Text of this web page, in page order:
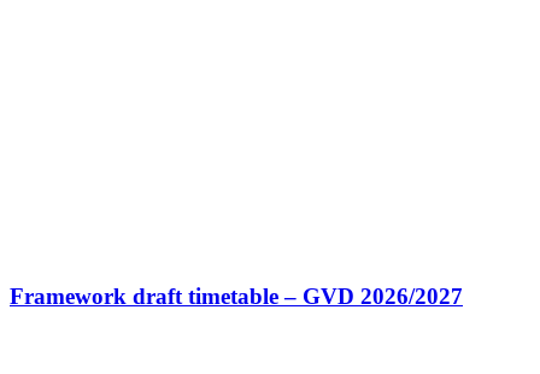
Framework draft timetable – GVD 2026/2027